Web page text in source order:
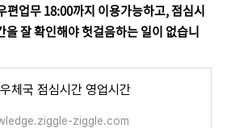
편업무 18:00까지 이용가능하고, 점심시
을 잘 확인해야 헛걸음하는 일이 없습니
체국 점심시간 영업시간
ziggle.com